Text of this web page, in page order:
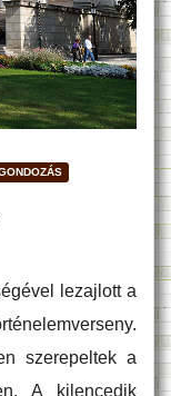
lezajlott a
szerepeltek a
A kilencedik